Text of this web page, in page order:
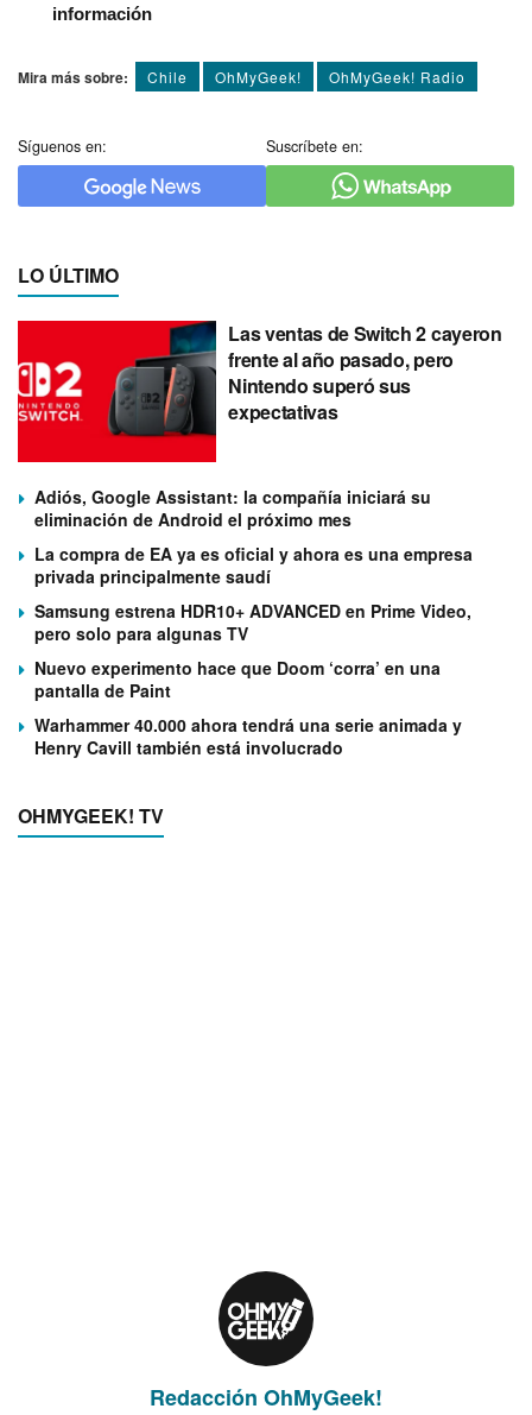
información
Mira más sobre: Chile OhMyGeek! OhMyGeek! Radio
Síguenos en: Suscríbete en:
LO ÚLTIMO
Las ventas de Switch 2 cayeron
frente al año pasado, pero
Nintendo superó sus
expectativas
Adiós, Google Assistant: la compañía iniciará su
eliminación de Android el próximo mes
La compra de EA ya es oficial y ahora es una empresa
privada principalmente saudí
Samsung estrena HDR10+ ADVANCED en Prime Video,
pero solo para algunas TV
Nuevo experimento hace que Doom ‘corra’ en una
pantalla de Paint
Warhammer 40.000 ahora tendrá una serie animada y
Henry Cavill también está involucrado
OHMYGEEK! TV
Redacción OhMyGeek!